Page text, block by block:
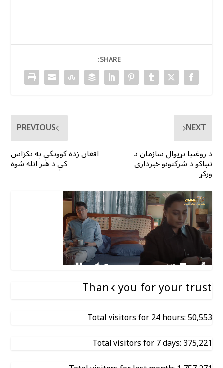
SHARE:
PREVIOUS
افغان زده کوونکې په تکزاس
کې د هنر اتله شوه
NEXT
د روغتیا نړیوال سازمان د
تنباکو د شرکتونو خبرداری
ورکړ
Thank you for your trust
Total visitors for 24 hours: 50,553
Total visitors for 7 days: 375,221